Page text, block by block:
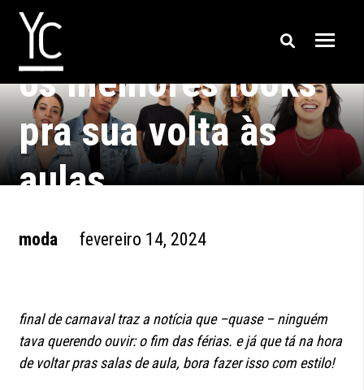
os melhores looks
pra sua volta às
aulas
moda fevereiro 14, 2024
final de carnaval traz a notícia que –quase – ninguém
tava querendo ouvir: o fim das férias. e já que tá na hora
de voltar pras salas de aula, bora fazer isso com estilo!